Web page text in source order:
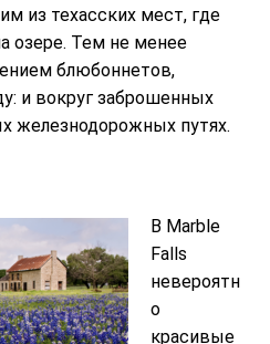
из техасских мест, где
озере. Тем не менее
блюбоннетов,
и вокруг заброшенных
железнодорожных путях.
В Marble
Falls
невероятн
о
красивые